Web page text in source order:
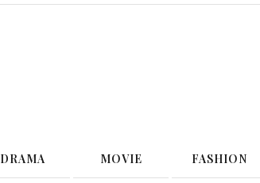
DRAMA MOVIE FASHION